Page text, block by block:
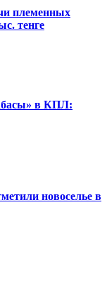
племенных
тенге
в КПЛ:
новоселье в